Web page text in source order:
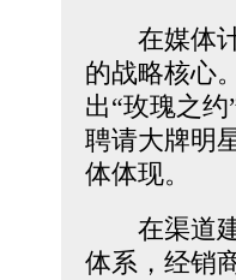
在媒体计
的战略核心
出“玫瑰之
聘请大牌明
体体现。
在渠道建
体系，经销